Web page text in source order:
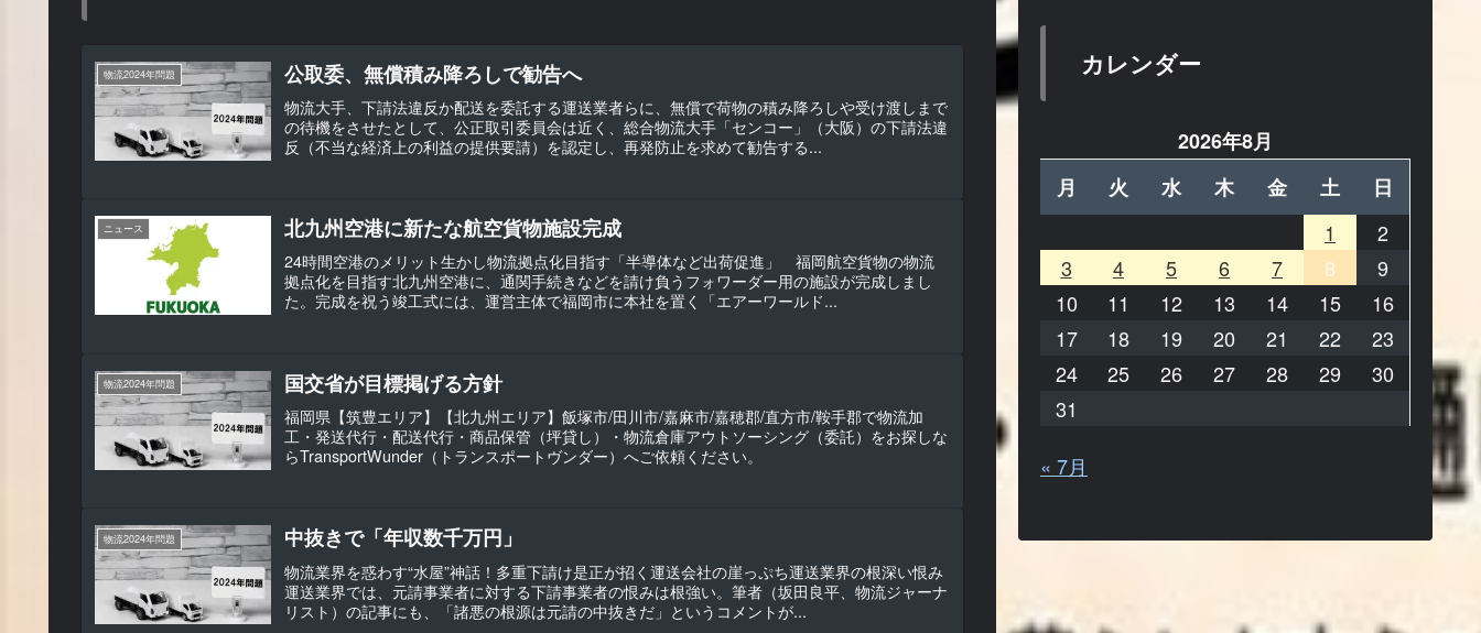
物流2024年問題 公取委、無償積み降ろしで勧告へ
物流大手、下請法違反か配送を委託する運送業者らに、無償で荷物の積み降ろしや受け渡しまで
の待機をさせたとして、公正取引委員会は近く、総合物流大手「センコー」（大阪）の下請法違
反（不当な経済上の利益の提供要請）を認定し、再発防止を求めて勧告する...
ニュース 北九州空港に新たな航空貨物施設完成
24時間空港のメリット生かし物流拠点化目指す「半導体など出荷促進」 福岡航空貨物の物流
拠点化を目指す北九州空港に、通関手続きなどを請け負うフォワーダー用の施設が完成しまし
た。完成を祝う竣工式には、運営主体で福岡市に本社を置く「エアーワールド...
物流2024年問題 国交省が目標掲げる方針
福岡県【筑豊エリア】【北九州エリア】飯塚市/田川市/嘉麻市/嘉穂郡/直方市/鞍手郡で物流加
工・発送代行・配送代行・商品保管（坪貸し）・物流倉庫アウトソーシング（委託）をお探しな
らTransportWunder（トランスポートヴンダー）へご依頼ください。
物流2024年問題 中抜きで「年収数千万円」
物流業界を惑わす“水屋”神話！多重下請け是正が招く運送会社の崖っぷち運送業界の根深い恨み
運送業界では、元請事業者に対する下請事業者の恨みは根強い。筆者（坂田良平、物流ジャーナ
リスト）の記事にも、「諸悪の根源は元請の中抜きだ」というコメントが...
カレンダー
2026年8月
月
火 水 木 金 土
日
1
2
3
4 5 6 7 8
9
10
11 12 13 14 15
16
17
18 19 20 21 22
23
24
25 26 27 28 29
30
31
« 7月